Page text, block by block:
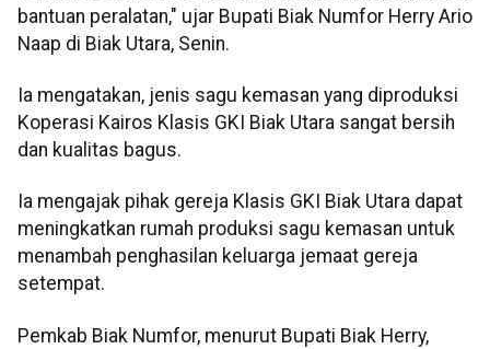
bantuan peralatan," ujar Bupati Biak Numfor Herry Ario
Naap di Biak Utara, Senin.
Ia mengatakan, jenis sagu kemasan yang diproduksi
Koperasi Kairos Klasis GKI Biak Utara sangat bersih
dan kualitas bagus.
Ia mengajak pihak gereja Klasis GKI Biak Utara dapat
meningkatkan rumah produksi sagu kemasan untuk
menambah penghasilan keluarga jemaat gereja
setempat.
Pemkab Biak Numfor, menurut Bupati Biak Herry,